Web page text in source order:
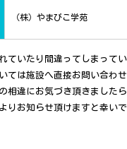
（株）やまびこ学苑
ていたり間違ってしまって
ては施設へ直接お問い合わ
相違にお気づき頂きました
りお知らせ頂けますと幸いで